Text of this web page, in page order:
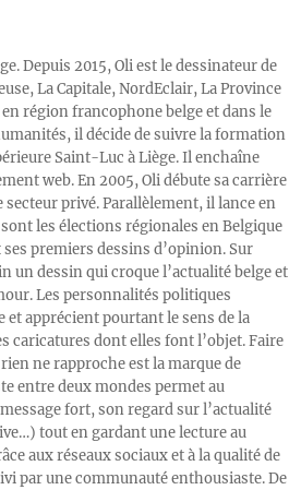
Depuis 2015, Oli est le dessinateur de
La Capitale, NordEclair, La Province
région francophone belge et dans le
il décide de suivre la formation
Saint-Luc à Liège. Il enchaîne
web. En 2005, Oli débute sa carrière
privé. Parallèlement, il lance en
les élections régionales en Belgique
premiers dessins d’opinion. Sur
un dessin qui croque l’actualité belge et
Les personnalités politiques
apprécient pourtant le sens de la
caricatures dont elles font l’objet. Faire
ne rapproche est la marque de
entre deux mondes permet au
fort, son regard sur l’actualité
tout en gardant une lecture au
aux réseaux sociaux et à la qualité de
par une communauté enthousiaste. De